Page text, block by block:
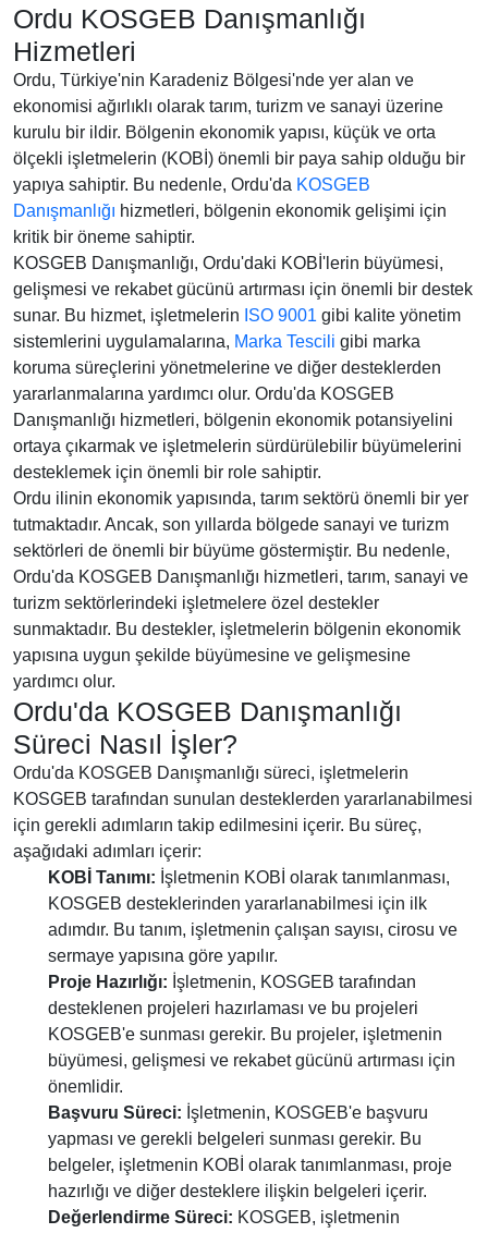
Ordu KOSGEB Danışmanlığı
Hizmetleri
Ordu, Türkiye'nin Karadeniz Bölgesi'nde yer alan ve
ekonomisi ağırlıklı olarak tarım, turizm ve sanayi üzerine
kurulu bir ildir. Bölgenin ekonomik yapısı, küçük ve orta
ölçekli işletmelerin (KOBİ) önemli bir paya sahip olduğu bir
yapıya sahiptir. Bu nedenle, Ordu'da KOSGEB
Danışmanlığı hizmetleri, bölgenin ekonomik gelişimi için
kritik bir öneme sahiptir.
KOSGEB Danışmanlığı, Ordu'daki KOBİ'lerin büyümesi,
gelişmesi ve rekabet gücünü artırması için önemli bir destek
sunar. Bu hizmet, işletmelerin ISO 9001 gibi kalite yönetim
sistemlerini uygulamalarına, Marka Tescili gibi marka
koruma süreçlerini yönetmelerine ve diğer desteklerden
yararlanmalarına yardımcı olur. Ordu'da KOSGEB
Danışmanlığı hizmetleri, bölgenin ekonomik potansiyelini
ortaya çıkarmak ve işletmelerin sürdürülebilir büyümelerini
desteklemek için önemli bir role sahiptir.
Ordu ilinin ekonomik yapısında, tarım sektörü önemli bir yer
tutmaktadır. Ancak, son yıllarda bölgede sanayi ve turizm
sektörleri de önemli bir büyüme göstermiştir. Bu nedenle,
Ordu'da KOSGEB Danışmanlığı hizmetleri, tarım, sanayi ve
turizm sektörlerindeki işletmelere özel destekler
sunmaktadır. Bu destekler, işletmelerin bölgenin ekonomik
yapısına uygun şekilde büyümesine ve gelişmesine
yardımcı olur.
Ordu'da KOSGEB Danışmanlığı
Süreci Nasıl İşler?
Ordu'da KOSGEB Danışmanlığı süreci, işletmelerin
KOSGEB tarafından sunulan desteklerden yararlanabilmesi
için gerekli adımların takip edilmesini içerir. Bu süreç,
aşağıdaki adımları içerir:
KOBİ Tanımı: İşletmenin KOBİ olarak tanımlanması,
KOSGEB desteklerinden yararlanabilmesi için ilk
adımdır. Bu tanım, işletmenin çalışan sayısı, cirosu ve
sermaye yapısına göre yapılır.
Proje Hazırlığı: İşletmenin, KOSGEB tarafından
desteklenen projeleri hazırlaması ve bu projeleri
KOSGEB'e sunması gerekir. Bu projeler, işletmenin
büyümesi, gelişmesi ve rekabet gücünü artırması için
önemlidir.
Başvuru Süreci: İşletmenin, KOSGEB'e başvuru
yapması ve gerekli belgeleri sunması gerekir. Bu
belgeler, işletmenin KOBİ olarak tanımlanması, proje
hazırlığı ve diğer desteklere ilişkin belgeleri içerir.
Değerlendirme Süreci: KOSGEB, işletmenin